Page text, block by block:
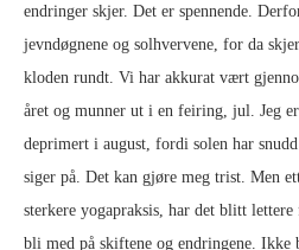
endringer skjer. Det er spennende.
jevndøgnene og solhvervene, for da
kloden rundt. Vi har akkurat vært
året og munner ut i en feiring, jul. Jeg
deprimert i august, fordi solen har
siger på. Det kan gjøre meg trist. Men
sterkere yogapraksis, har det blitt
bli med på skiftene og endringene. Ikke